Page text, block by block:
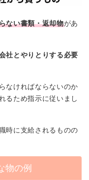
ない書類・返却物があ
社とやりとりする必要
なければならないのか
るため指示に従いまし
時に支給されるものの
物の例